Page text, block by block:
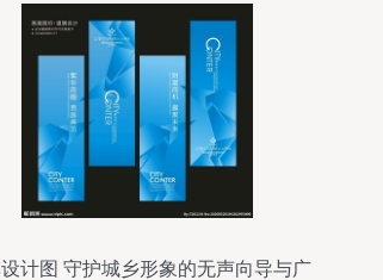
计图 守护城乡形象的无声向导与广